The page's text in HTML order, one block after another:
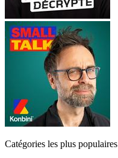
Catégories les plus populaires